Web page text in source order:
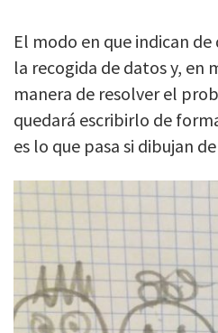
El modo en que indican
la recogida de datos y, en
manera de resolver el
quedará escribirlo de
es lo que pasa si dibujan